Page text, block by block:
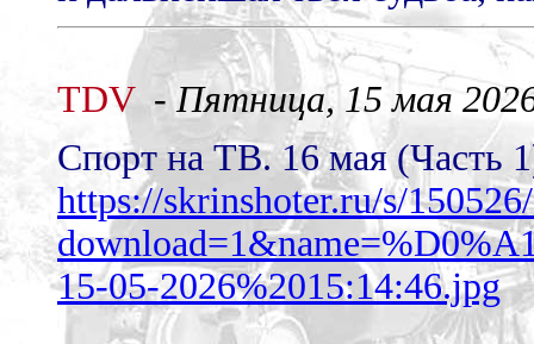
TDV-Пятница, 15 мая
Спорт на ТВ. 16 мая (Часть
https://skrinshoter.ru/s/
15-05-2026%2015:14:46.jpg